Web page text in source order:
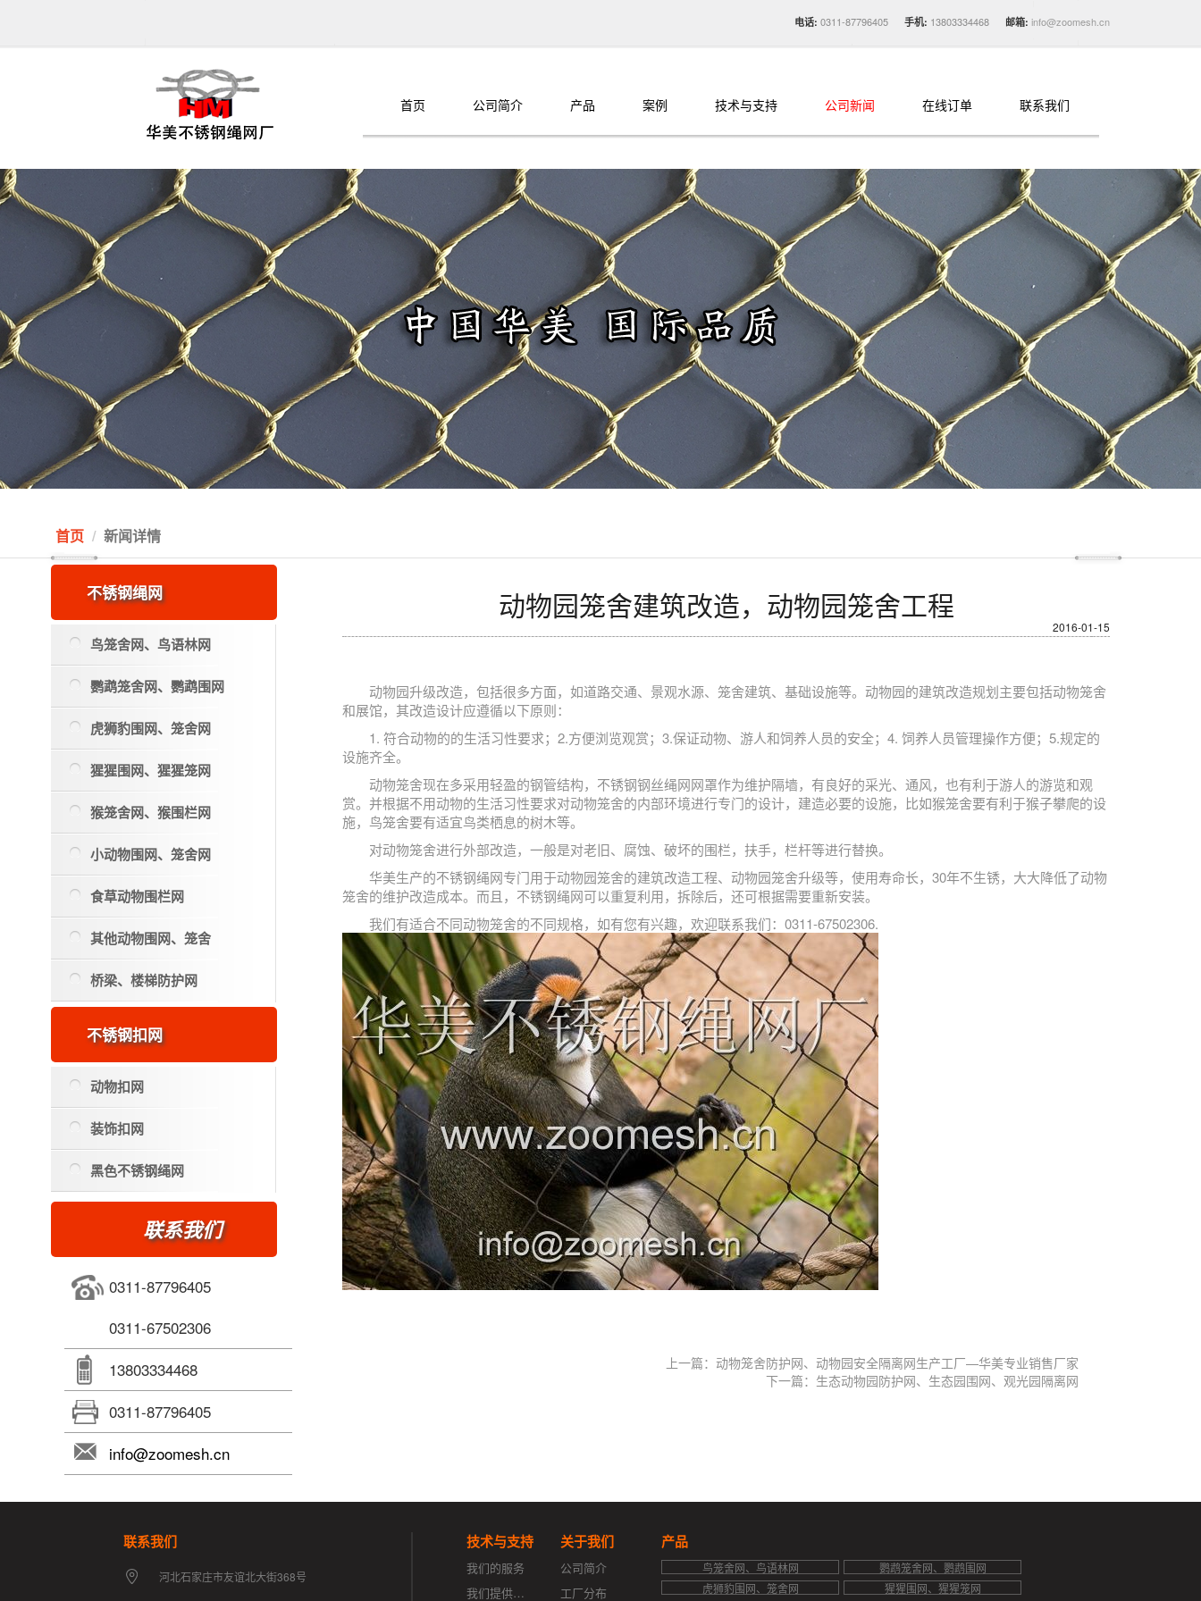
电话: 0311-87796405 手机: 13803334468 邮箱: info@zoomesh.cn
首页 公司简介 产品 案例 技术与支持 公司新闻 在线订单 联系我们
首页 新闻详情
不锈钢绳网
鸟笼舍网、鸟语林网
鹦鹉笼舍网、鹦鹉围网
虎狮豹围网、笼舍网
猩猩围网、猩猩笼网
猴笼舍网、猴围栏网
小动物围网、笼舍网
食草动物围栏网
其他动物围网、笼舍
桥梁、楼梯防护网
不锈钢扣网
动物扣网
装饰扣网
黑色不锈钢绳网
联系我们
0311-87796405
0311-67502306
13803334468
0311-87796405
info@zoomesh.cn
动物园笼舍建筑改造，动物园笼舍工程
2016-01-15
动物园升级改造，包括很多方面，如道路交通、景观水源、笼舍建筑、基础设施等。动物园的建筑改造规划主要包括动物笼舍
和展馆，其改造设计应遵循以下原则：
1. 符合动物的的生活习性要求；2.方便浏览观赏；3.保证动物、游人和饲养人员的安全；4. 饲养人员管理操作方便；5.规定的
设施齐全。
动物笼舍现在多采用轻盈的钢管结构，不锈钢钢丝绳网网罩作为维护隔墙，有良好的采光、通风，也有利于游人的游览和观
赏。并根据不用动物的生活习性要求对动物笼舍的内部环境进行专门的设计，建造必要的设施，比如猴笼舍要有利于猴子攀爬的设
施，鸟笼舍要有适宜鸟类栖息的树木等。
对动物笼舍进行外部改造，一般是对老旧、腐蚀、破坏的围栏，扶手，栏杆等进行替换。
华美生产的不锈钢绳网专门用于动物园笼舍的建筑改造工程、动物园笼舍升级等，使用寿命长，30年不生锈，大大降低了动物
笼舍的维护改造成本。而且，不锈钢绳网可以重复利用，拆除后，还可根据需要重新安装。
我们有适合不同动物笼舍的不同规格，如有您有兴趣，欢迎联系我们：0311-67502306.
上一篇：动物笼舍防护网、动物园安全隔离网生产工厂—华美专业销售厂家
下一篇：生态动物园防护网、生态园围网、观光园隔离网
联系我们
河北石家庄市友谊北大街368号
技术与支持
我们的服务
我们提供的支持
关于我们
公司简介
工厂分布
产品
鸟笼舍网、鸟语林网
鹦鹉笼舍网、鹦鹉围网
虎狮豹围网、笼舍网
猩猩围网、猩猩笼网